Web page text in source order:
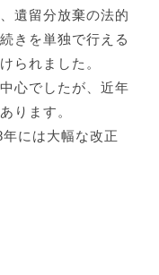
遺留分放棄の法的
きを単独で行える
られました。
心でしたが、近年
ります。
には大幅な改正